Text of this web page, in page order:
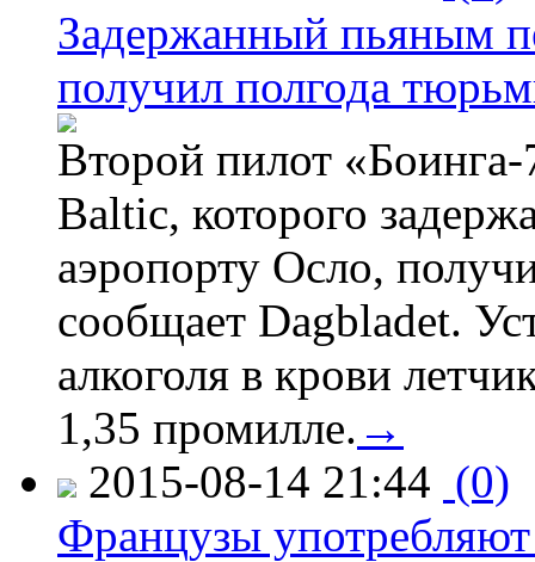
Задержанный пьяным
получил полгода
Второй пилот
Baltic, которого
аэропорту Осло,
сообщает Dagbladet.
алкоголя в крови
1,35 промилле. →
2015-08-14 21:44 (0)
Французы